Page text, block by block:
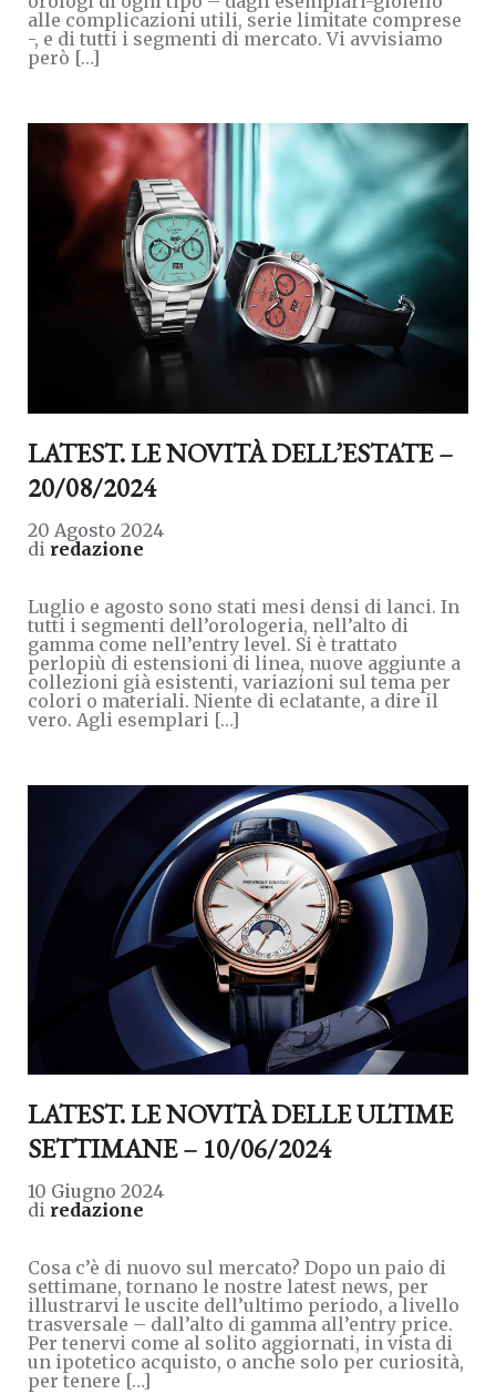
alle complicazioni utili, serie limitate comprese
-, e di tutti i segmenti di mercato. Vi avvisiamo
però […]
LATEST. LE NOVITÀ DELL’ESTATE –
20/08/2024
20 Agosto 2024
di redazione
Luglio e agosto sono stati mesi densi di lanci. In
tutti i segmenti dell’orologeria, nell’alto di
gamma come nell’entry level. Si è trattato
perlopiù di estensioni di linea, nuove aggiunte a
collezioni già esistenti, variazioni sul tema per
colori o materiali. Niente di eclatante, a dire il
vero. Agli esemplari […]
LATEST. LE NOVITÀ DELLE ULTIME
SETTIMANE – 10/06/2024
10 Giugno 2024
di redazione
Cosa c’è di nuovo sul mercato? Dopo un paio di
settimane, tornano le nostre latest news, per
illustrarvi le uscite dell’ultimo periodo, a livello
trasversale – dall’alto di gamma all’entry price.
Per tenervi come al solito aggiornati, in vista di
un ipotetico acquisto, o anche solo per curiosità,
per tenere […]